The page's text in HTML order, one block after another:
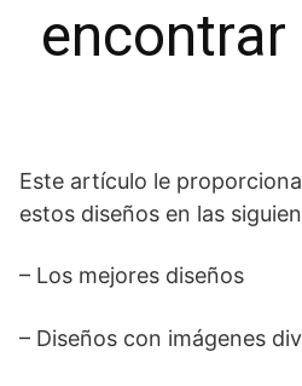
Este artículo le
estos diseños en las
– Los mejores diseños
– Diseños con imágenes